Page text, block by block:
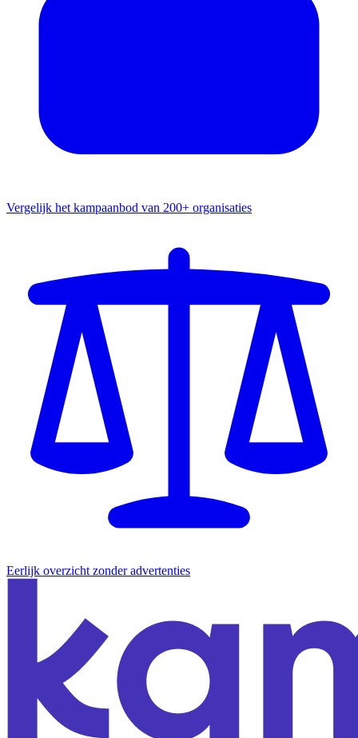
Vergelijk het kampaanbod van 200+ organisaties
Eerlijk overzicht zonder advertenties